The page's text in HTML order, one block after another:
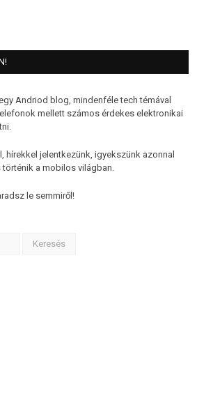
Andriod blog, mindenféle tech témával
mellett számos érdekes elektronikai
hírekkel jelentkezünk, igyekszünk azonnal
a mobilos világban.
le semmiről!